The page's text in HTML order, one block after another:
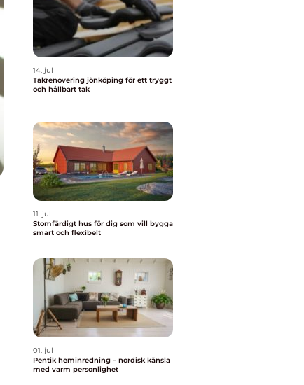
14. jul
Takrenovering jönköping för ett tryggt
och hållbart tak
11. jul
Stomfärdigt hus för dig som vill bygga
smart och flexibelt
01. jul
Pentik heminredning – nordisk känsla
med varm personlighet